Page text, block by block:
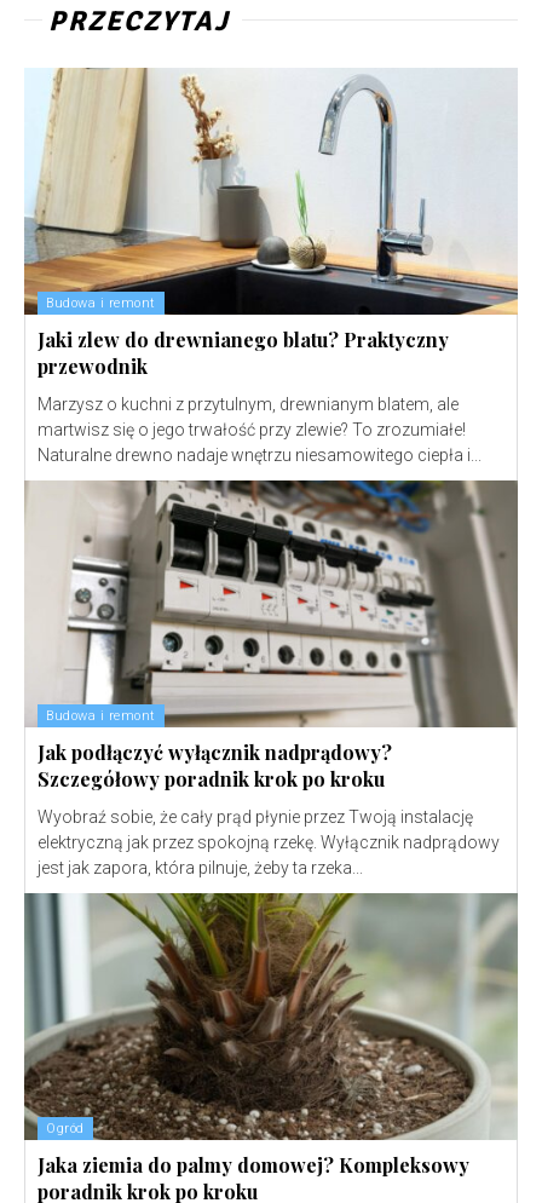
PRZECZYTAJ
Budowa i remont
Jaki zlew do drewnianego blatu? Praktyczny
przewodnik
Marzysz o kuchni z przytulnym, drewnianym blatem, ale
martwisz się o jego trwałość przy zlewie? To zrozumiałe!
Naturalne drewno nadaje wnętrzu niesamowitego ciepła i...
Budowa i remont
Jak podłączyć wyłącznik nadprądowy?
Szczegółowy poradnik krok po kroku
Wyobraź sobie, że cały prąd płynie przez Twoją instalację
elektryczną jak przez spokojną rzekę. Wyłącznik nadprądowy
jest jak zapora, która pilnuje, żeby ta rzeka...
Ogród
Jaka ziemia do palmy domowej? Kompleksowy
poradnik krok po kroku